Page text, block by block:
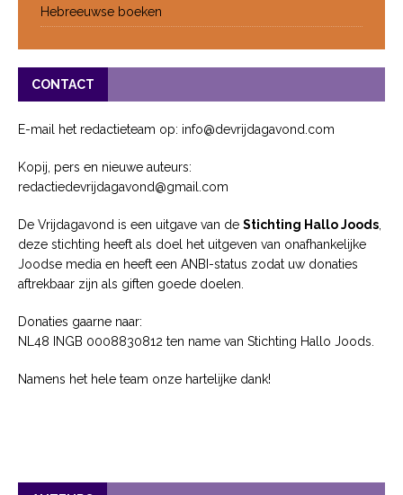
Hebreeuwse boeken
CONTACT
E-mail het redactieteam op: info@devrijdagavond.com
Kopij, pers en nieuwe auteurs:
redactiedevrijdagavond@gmail.com
De Vrijdagavond is een uitgave van de Stichting Hallo Joods
deze stichting heeft als doel het uitgeven van onafhankelijke
Joodse media en heeft een ANBI-status zodat uw donaties
aftrekbaar zijn als giften goede doelen.
Donaties gaarne naar:
NL48 INGB 0008830812 ten name van Stichting Hallo Joods.
Namens het hele team onze hartelijke dank!